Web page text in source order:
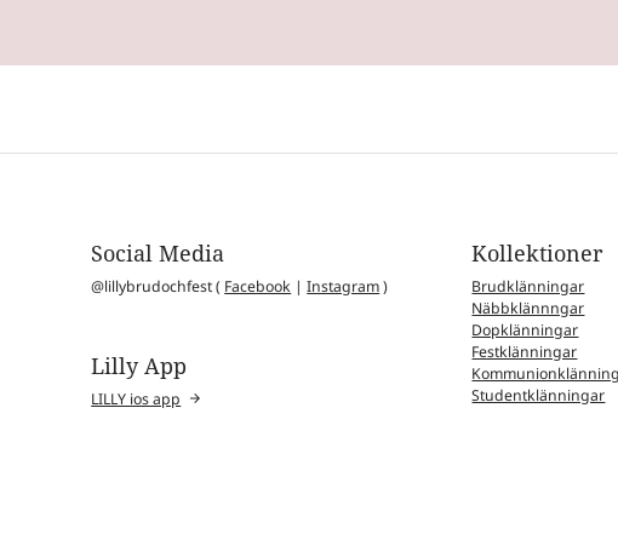
Social Media
@lillybrudochfest ( Facebook |Instagram)
Lilly App
LILLY ios app
Kollektioner
Brudklänningar
Näbbklännngar
Dopklänningar
Festklänningar
Studentklänningar